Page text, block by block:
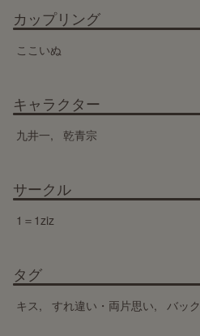
カップリング
ここいぬ
キャラクター
九井一 乾青宗
サークル
1＝1ziz
タグ
キス すれ違い・両片思い バック